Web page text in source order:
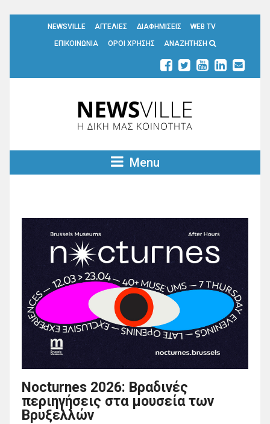
NEWSVILLE ΑΓΓΕΛΙΕΣ ΔΙΑΦΗΜΙΣΕΙΣ
WEB TV
ΕΠΙΚΟΙΝΩΝΙΑ
ΟΡΟΙ ΧΡΗΣΗΣ ΑΝΑΖΗΤΗΣΗ
Menu
Nocturnes 2026: Βραδινές
περιηγήσεις στα μουσεία των
Βρυξελλών